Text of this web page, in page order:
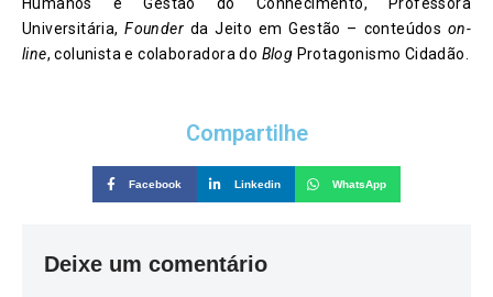
Universitária,Founder da Jeito em Gestão – conteúdos on-
line, colunista e colaboradora do Blog Protagonismo Cidadão.
Compartilhe
Facebook Linkedin WhatsApp
Deixe um comentário